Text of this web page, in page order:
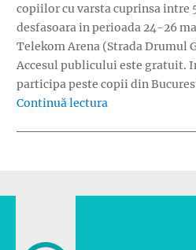
copiilor cu varsta cuprinsa intre
desfasoara in perioada 24-26
Telekom Arena (Strada Drumul
Accesul publicului este gratuit.
participa peste copii din
Continuă lectura